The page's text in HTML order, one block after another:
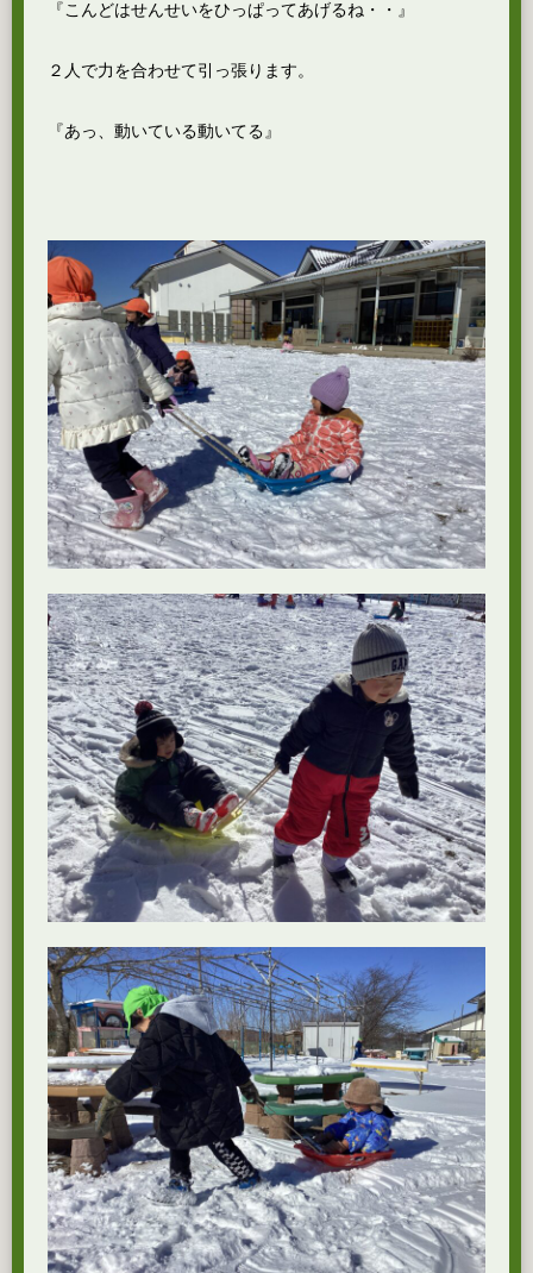
『こんどはせんせいをひっぱってあげるね・・』
２人で力を合わせて引っ張ります。
『あっ、動いている動いてる』